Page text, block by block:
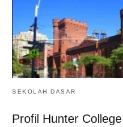
SEKOLAH DASAR
Profil Hunter